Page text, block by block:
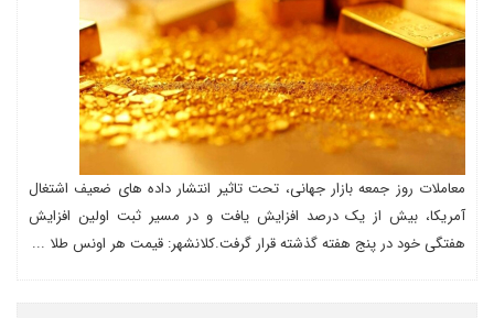
معاملات روز جمعه بازار جهانی، تحت تاثیر انتشار داده های ضعیف اشتغال
آمریکا، بیش از یک درصد افزایش یافت و در مسیر ثبت اولین افزایش
هفتگی خود در پنج هفته گذشته قرار گرفت.کلانشهر: قیمت هر اونس طلا ...